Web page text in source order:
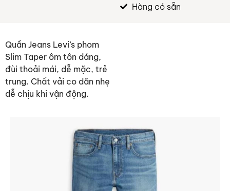
Hàng có sẵn
Quần Jeans Levi’s phom
Slim Taper ôm tôn dáng,
đùi thoải mái, dễ mặc, trẻ
trung. Chất vải co dãn nhẹ
dễ chịu khi vận động.